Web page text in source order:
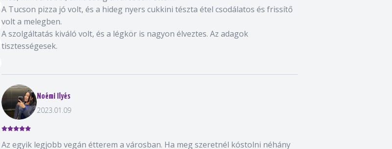
A Tucson pizza jó volt, és a hideg nyers cukkini tészta étel csodálatos és frissítő
volt a melegben.
A szolgáltatás kiváló volt, és a légkör is nagyon élveztes. Az adagok
tisztességesek.
Noémi Ilyés
2023.01.09
Az egyik legjobb vegán étterem a városban. Ha meg szeretnél kóstolni néhány